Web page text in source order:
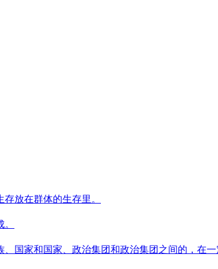
放在群体的生存里。
国家和国家、政治集团和政治集团之间的，在